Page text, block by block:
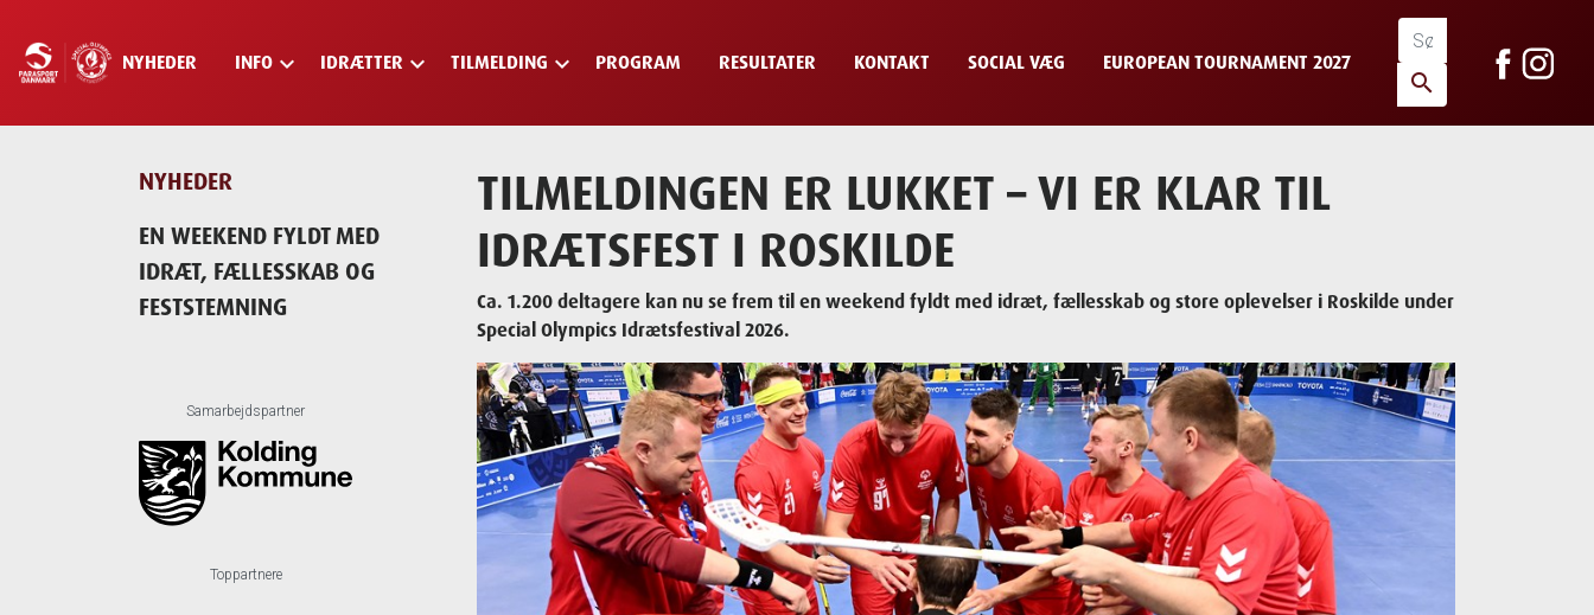
Skip
main
NYHEDER INFO keyboard_arrow_down IDRÆTTER keyboard_arrow_down TILMELDING keyboard_arrow_down PROGRAM RESULTATER KONTAKT SOCIAL VÆG EUROPEAN TOURNAMENT 2027
search
NYHEDER
EN WEEKEND FYLDT MED
IDRÆT, FÆLLESSKAB OG
FESTSTEMNING
Samarbejdspartner
Toppartnere
TILMELDINGEN ER LUKKET – VI ER KLAR TIL
IDRÆTSFEST I ROSKILDE
Ca. 1.200 deltagere kan nu se frem til en weekend fyldt med idræt, fællesskab og store oplevelser i Roskilde under
Special Olympics Idrætsfestival 2026.